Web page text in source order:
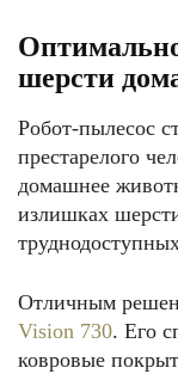
шерсти
Робот-пылесос
престарелого
домашнее
излишках
Отличным
Vision 730. Его
ковровые